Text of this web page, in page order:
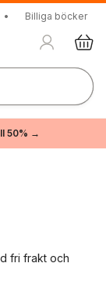
• Billiga böcker
50% →
fri frakt och